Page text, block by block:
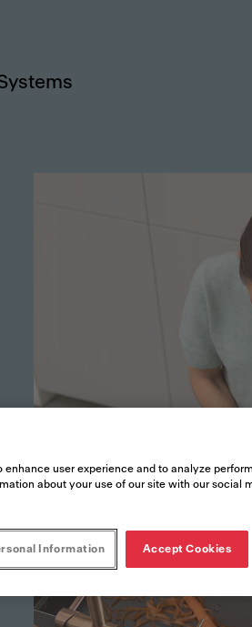
enhance user experience and to analyze
about your use of our site with our social
Information Accept Cookies